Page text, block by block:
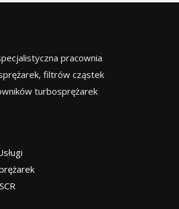
pracownia
filtrów cząstek
turbosprężarek